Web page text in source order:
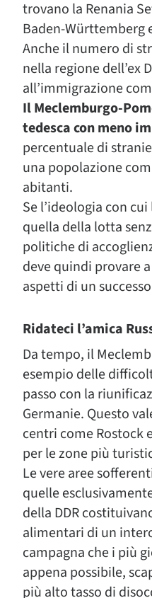
trovano la Renania
Baden-Württemberg
Anche il numero di
nella regione dell’ex
all’immigrazione
Il Meclemburgo-
tedesca con meno
percentuale di
una popolazione
abitanti.
Se l’ideologia con cui
quella della lotta
politiche di
deve quindi provare
aspetti di un
Ridateci l’amica
Da tempo, il
esempio delle
passo con la
Germanie. Questo
centri come Rostock
per le zone più
Le vere aree
quelle
della DDR
alimentari di un
campagna che i più
appena possibile,
più alto tasso di